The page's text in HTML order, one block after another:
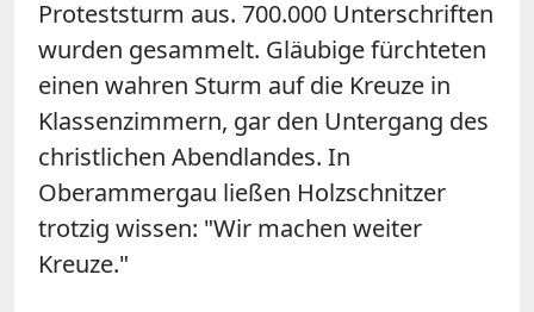
Proteststurm aus. 700.000 Unterschriften
wurden gesammelt. Gläubige fürchteten
einen wahren Sturm auf die Kreuze in
Klassenzimmern, gar den Untergang des
christlichen Abendlandes. In
Oberammergau ließen Holzschnitzer
trotzig wissen: "Wir machen weiter
Kreuze."